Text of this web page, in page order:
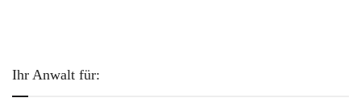
Ihr Anwalt für: